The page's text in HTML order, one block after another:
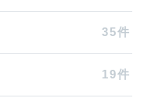
35件
19件